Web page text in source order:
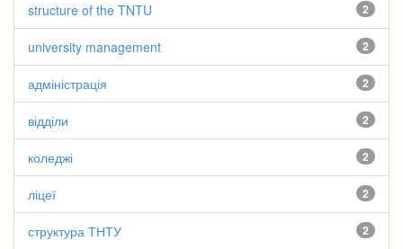
2
structure of the TNTU
2
university management
2
адміністрація
2
відділи
2
коледжі
2
ліцеї
2
структура ТНТУ